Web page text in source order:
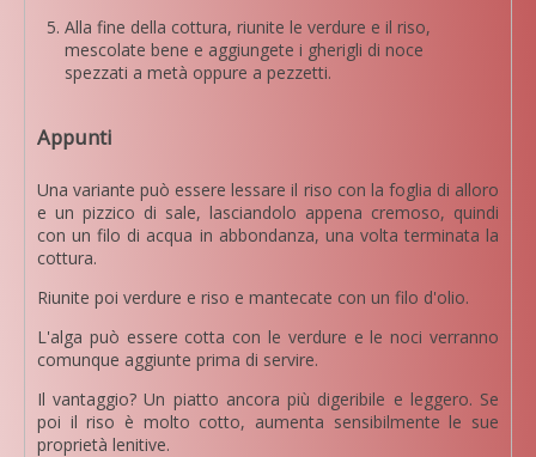
Alla fine della cottura, riunite le verdure e il riso,
mescolate bene e aggiungete i gherigli di noce
spezzati a metà oppure a pezzetti.
Appunti
Una variante può essere lessare il riso con la foglia di alloro
e un pizzico di sale, lasciandolo appena cremoso, quindi
con un filo di acqua in abbondanza, una volta terminata la
cottura.
Riunite poi verdure e riso e mantecate con un filo d'olio.
L'alga può essere cotta con le verdure e le noci verranno
comunque aggiunte prima di servire.
Il vantaggio? Un piatto ancora più digeribile e leggero. Se
poi il riso è molto cotto, aumenta sensibilmente le sue
proprietà lenitive.